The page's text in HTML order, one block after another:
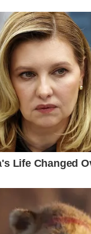
Life Changed